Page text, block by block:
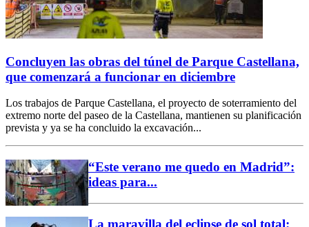
Concluyen las obras del túnel de Parque Castellana,
que comenzará a funcionar en diciembre
Los trabajos de Parque Castellana, el proyecto de soterramiento del
extremo norte del paseo de la Castellana, mantienen su planificación
prevista y ya se ha concluido la excavación...
“Este verano me quedo en Madrid”:
ideas para...